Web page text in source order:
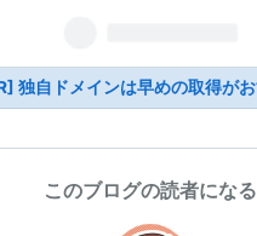
独自ドメインは早めの取得がお
このブログの読者になる